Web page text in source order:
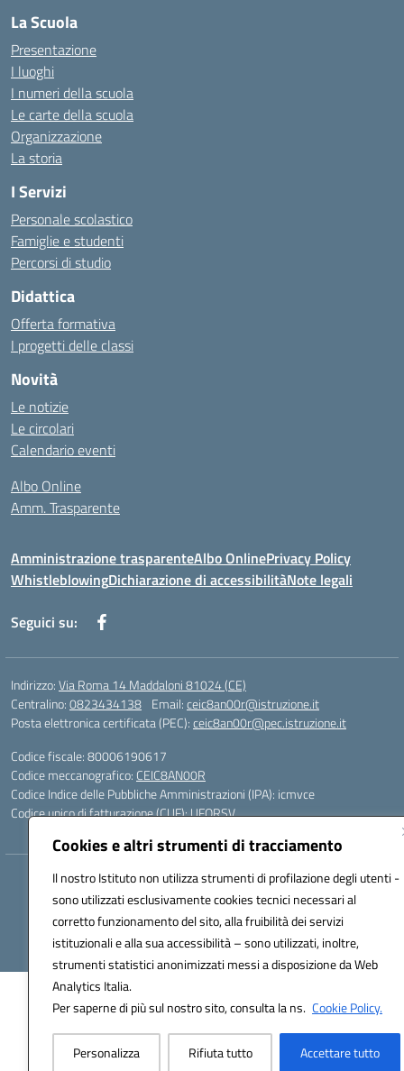
Cookies e altri strumenti di tracciamento
Il nostro Istituto non utilizza strumenti di profilazione degli utenti -
sono utilizzati esclusivamente cookies tecnici necessari al
corretto funzionamento del sito, alla fruibilità dei servizi
istituzionali e alla sua accessibilità – sono utilizzati, inoltre,
strumenti statistici anonimizzati messi a disposizione da Web
Analytics Italia.
Per saperne di più sul nostro sito, consulta la ns. Cookie Policy.
Personalizza Rifiuta tutto Accettare tutto
La Scuola
Presentazione
I luoghi
I numeri della scuola
Le carte della scuola
Organizzazione
La storia
I Servizi
Personale scolastico
Famiglie e studenti
Percorsi di studio
Didattica
Offerta formativa
I progetti delle classi
Novità
Le notizie
Le circolari
Calendario eventi
Albo Online
Amm. Trasparente
Amministrazione trasparenteAlbo OnlinePrivacy Policy
WhistleblowingDichiarazione di accessibilitàNote legali
Seguici su:
Indirizzo:Via Roma 14 Maddaloni 81024 (CE)
Centralino:0823434138 Email:ceic8an00r@istruzione.it
Posta elettronica certificata (PEC):ceic8an00r@pec.istruzione.it
Codice fiscale: 80006190617
Codice meccanografico: CEIC8AN00R
Codice Indice delle Pubbliche Amministrazioni (IPA): icmvce
Codice unico di fatturazione (CUF): UFORSV
Hosting & Powered by 3D Solution S.r.l.
Concept & Design by Designers Italia